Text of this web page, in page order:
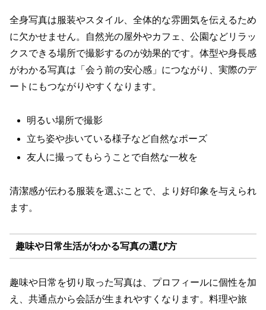
全身写真は服装やスタイル、全体的な雰囲気を伝えるため
に欠かせません。自然光の屋外やカフェ、公園などリラッ
クスできる場所で撮影するのが効果的です。体型や身長感
がわかる写真は「会う前の安心感」につながり、実際のデ
ートにもつながりやすくなります。
明るい場所で撮影
立ち姿や歩いている様子など自然なポーズ
友人に撮ってもらうことで自然な一枚を
清潔感が伝わる服装を選ぶことで、より好印象を与えられ
ます。
趣味や日常生活がわかる写真の選び方
趣味や日常を切り取った写真は、プロフィールに個性を加
え、共通点から会話が生まれやすくなります。料理や旅